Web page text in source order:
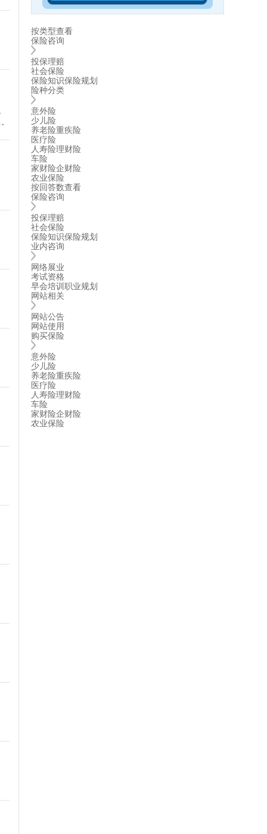
按类型查看
保险咨询
投保理赔
社会保险
保险知识保险规划
险种分类
意外险
少儿险
养老险重疾险
医疗险
人寿险理财险
车险
家财险企财险
农业保险
按回答数查看
保险咨询
投保理赔
社会保险
保险知识保险规划
业内咨询
网络展业
考试资格
早会培训 职业规划
网站相关
网站公告
网站使用
购买保险
意外险
少儿险
养老险重疾险
医疗险
人寿险理财险
车险
家财险企财险
农业保险